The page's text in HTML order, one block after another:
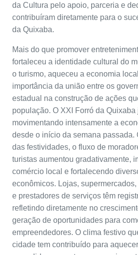
da Cultura pelo apoio, parceria e
contribuíram diretamente para o
da Quixaba.
Mais do que promover
fortaleceu a identidade cultural do
o turismo, aqueceu a economia
importância da união entre os
estadual na construção de ações
população. O XXI Forró da Quixaba
movimentando intensamente a
desde o início da semana passada.
das festividades, o fluxo de
turistas aumentou gradativamente,
comércio local e fortalecendo
econômicos. Lojas,
e prestadores de serviços têm
refletindo diretamente no
geração de oportunidades para
empreendedores. O clima festivo
cidade tem contribuído para